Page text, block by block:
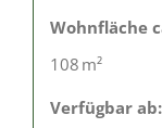
Wohnfläche
108 m²
Verfügbar ab: